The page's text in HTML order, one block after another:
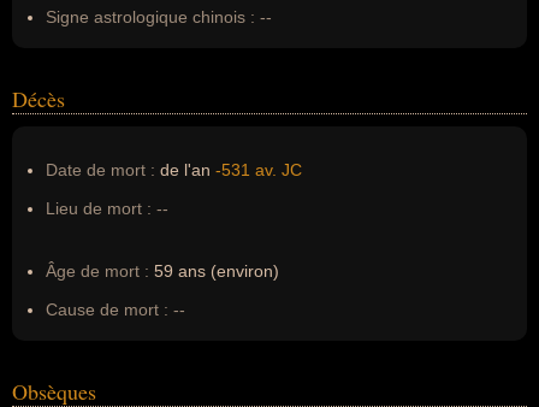
Signe astrologique chinois : --
Décès
Date de mort : de l'an -531 av. JC
Lieu de mort : --
Âge de mort : 59 ans (environ)
Cause de mort : --
Obsèques